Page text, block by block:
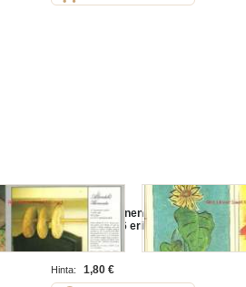
4
Marjut Vihavainen , postikortti ,
taiteilijakortti 6 eril
Hinta: 1,80 €